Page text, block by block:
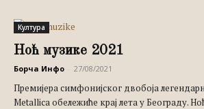
Култура
Ноћ музике 2021
Борча Инфо 27/08/2021
Премијера симфонијског двобоја
Metallica обележиће крај лета у Београду.